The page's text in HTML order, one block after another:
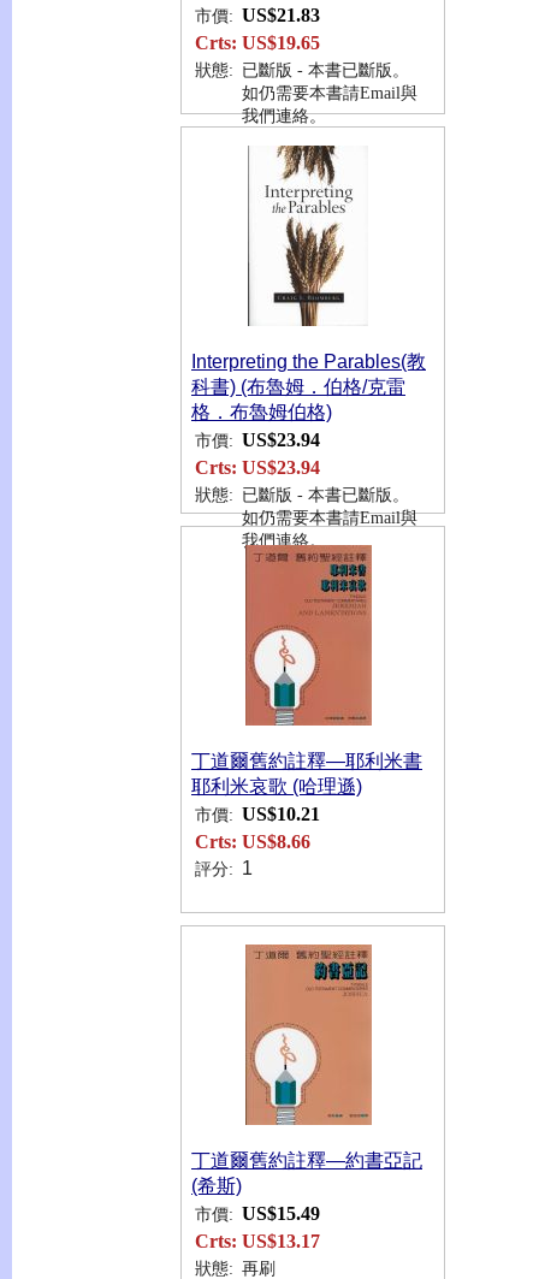
市價: US$21.83
Crts: US$19.65
狀態: 已斷版 - 本書已斷版。
如仍需要本書請Email與
我們連絡。
Interpreting the Parables(教
科書) (布魯姆．伯格/克雷
格．布魯姆伯格)
市價: US$23.94
Crts: US$23.94
狀態: 已斷版 - 本書已斷版。
如仍需要本書請Email與
我們連絡。
丁道爾舊約註釋—耶利米書
耶利米哀歌 (哈理遜)
市價: US$10.21
Crts: US$8.66
評分: 1
丁道爾舊約註釋—約書亞記
(希斯)
市價: US$15.49
Crts: US$13.17
狀態: 再刷